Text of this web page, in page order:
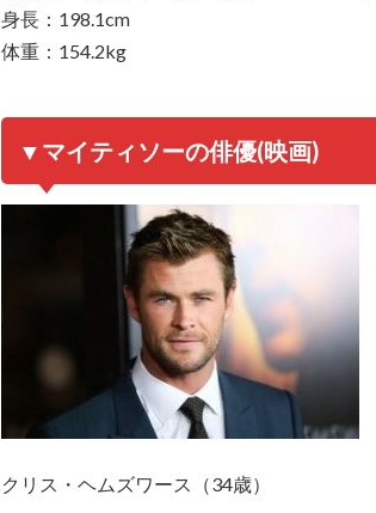
身長：198.1cm
体重：154.2kg
▼マイティソーの俳優(映画)
クリス・ヘムズワース（34歳）